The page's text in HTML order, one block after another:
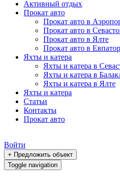
Активный отдых
Прокат авто
Прокат авто в
Прокат авто в
Прокат авто в Ялте
Прокат авто в
Яхты и катера
Яхты и катера в
Яхты и катера в
Яхты и катера в Ялте
Яхты и катера
Статьи
Контакты
Прокат авто
Войти
+ Предложить объект
Toggle navigation